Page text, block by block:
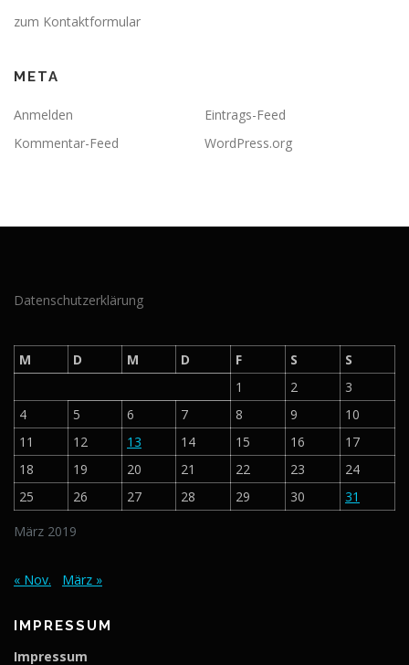
zum Kontaktformular
META
Anmelden
Eintrags-Feed
Kommentar-Feed
WordPress.org
Datenschutzerklärung
März 2019
M D M D F S
S
1
2
3
4
5 6 7 8 9
10
11
12 13 14 15 16
17
18
19 20 21 22 23
24
25
26 27 28 29 30 31
« Nov. März »
IMPRESSUM
Impressum